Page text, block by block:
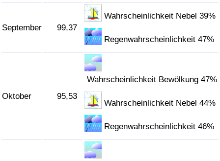
September 99,37
Wahrscheinlichkeit Nebel 39%
Regenwahrscheinlichkeit 47%
Oktober 95,53
Wahrscheinlichkeit Bewölkung 47%
Wahrscheinlichkeit Nebel 44%
Regenwahrscheinlichkeit 46%